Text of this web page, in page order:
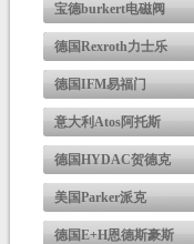
宝德burkert电磁阀
德国Rexroth力士乐
德国IFM易福门
意大利Atos阿托斯
德国HYDAC贺德克
美国Parker派克
德国E+H恩德斯豪斯